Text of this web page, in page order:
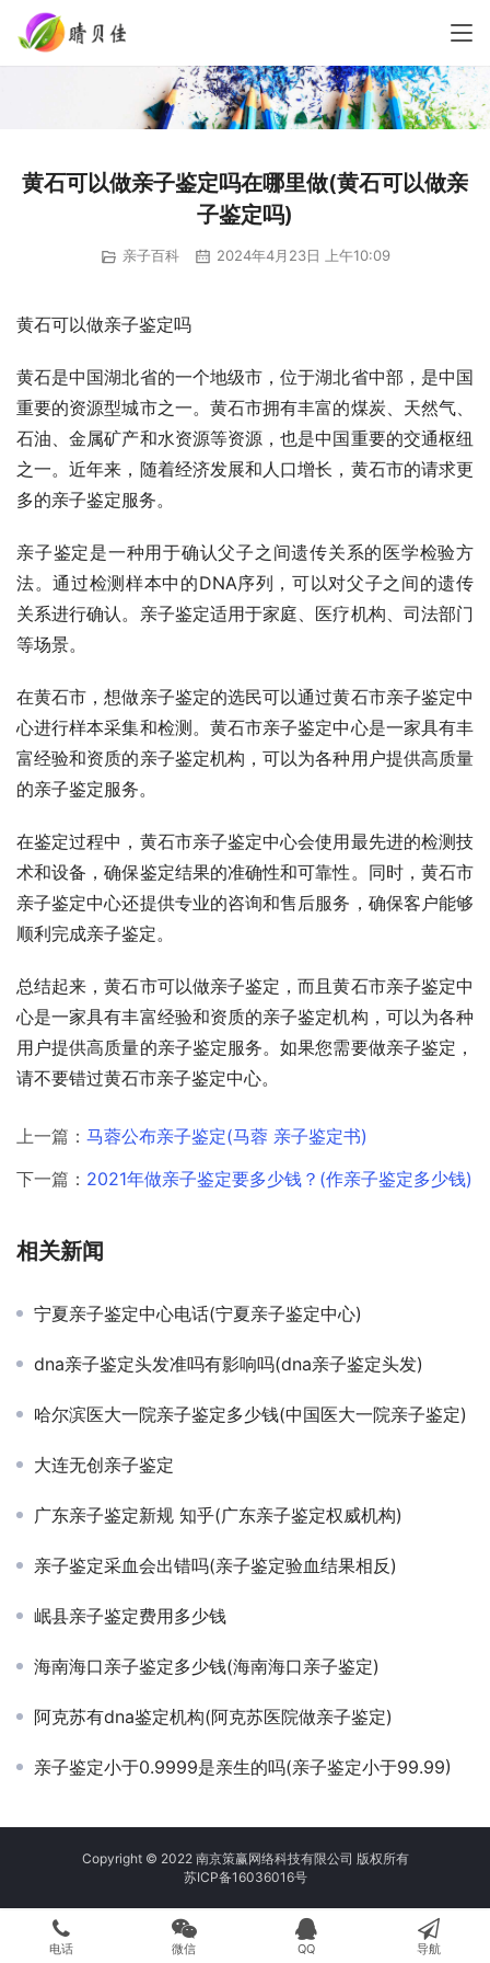
黄石可以做亲子鉴定吗在哪里做(黄石可以做亲
子鉴定吗)
亲子百科 2024年4月23日 上午10:09
黄石可以做亲子鉴定吗
黄石是中国湖北省的一个地级市，位于湖北省中部，是中国
重要的资源型城市之一。黄石市拥有丰富的煤炭、天然气、
石油、金属矿产和水资源等资源，也是中国重要的交通枢纽
之一。近年来，随着经济发展和人口增长，黄石市的请求更
多的亲子鉴定服务。
亲子鉴定是一种用于确认父子之间遗传关系的医学检验方
法。通过检测样本中的DNA序列，可以对父子之间的遗传
关系进行确认。亲子鉴定适用于家庭、医疗机构、司法部门
等场景。
在黄石市，想做亲子鉴定的选民可以通过黄石市亲子鉴定中
心进行样本采集和检测。黄石市亲子鉴定中心是一家具有丰
富经验和资质的亲子鉴定机构，可以为各种用户提供高质量
的亲子鉴定服务。
在鉴定过程中，黄石市亲子鉴定中心会使用最先进的检测技
术和设备，确保鉴定结果的准确性和可靠性。同时，黄石市
亲子鉴定中心还提供专业的咨询和售后服务，确保客户能够
顺利完成亲子鉴定。
总结起来，黄石市可以做亲子鉴定，而且黄石市亲子鉴定中
心是一家具有丰富经验和资质的亲子鉴定机构，可以为各种
用户提供高质量的亲子鉴定服务。如果您需要做亲子鉴定，
请不要错过黄石市亲子鉴定中心。
上一篇： 马蓉公布亲子鉴定(马蓉 亲子鉴定书)
下一篇： 2021年做亲子鉴定要多少钱？(作亲子鉴定多少钱)
相关新闻
宁夏亲子鉴定中心电话(宁夏亲子鉴定中心)
dna亲子鉴定头发准吗有影响吗(dna亲子鉴定头发)
哈尔滨医大一院亲子鉴定多少钱(中国医大一院亲子鉴定)
大连无创亲子鉴定
广东亲子鉴定新规 知乎(广东亲子鉴定权威机构)
亲子鉴定采血会出错吗(亲子鉴定验血结果相反)
岷县亲子鉴定费用多少钱
海南海口亲子鉴定多少钱(海南海口亲子鉴定)
阿克苏有dna鉴定机构(阿克苏医院做亲子鉴定)
亲子鉴定小于0.9999是亲生的吗(亲子鉴定小于99.99)
Copyright © 2022 南京策赢网络科技有限公司 版权所有
苏ICP备16036016号
电话 微信 QQ 导航